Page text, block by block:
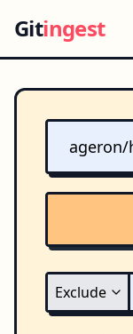
Gitingest